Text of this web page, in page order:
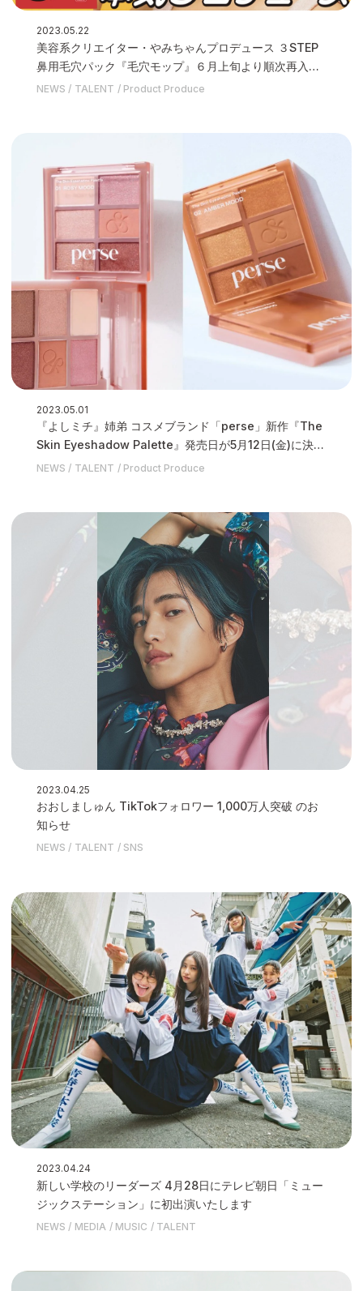
2023.05.22
美容系クリエイター・やみちゃんプロデュース ３STEP
鼻用毛穴パック『毛穴モップ』６月上旬より順次再入荷
のお知らせ
NEWS TALENT Product Produce
2023.05.01
『よしミチ』姉弟 コスメブランド「perse」新作『The
Skin Eyeshadow Palette』発売日が5月12日(金)に決定
いたしました
NEWS TALENT Product Produce
2023.04.25
おおしましゅん TikTokフォロワー 1,000万人突破 のお
知らせ
NEWS TALENT SNS
2023.04.24
新しい学校のリーダーズ 4月28日にテレビ朝日「ミュー
ジックステーション」に初出演いたします
NEWS MEDIA MUSIC TALENT